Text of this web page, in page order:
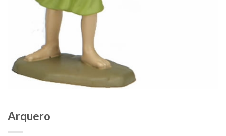
Arquero